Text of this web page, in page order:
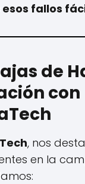
fallos
de
con
, nos
en la